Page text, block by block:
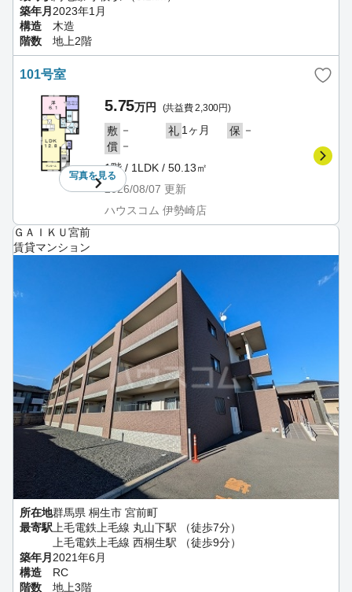
築年月2023年1月
構造
木造
階数
地上2階
101号室
写真を見る
5.75万円 (共益費 2,300円)
敷 － 礼 1ヶ月 保 －
償 －
1階 / 1LDK / 50.13㎡
2026/08/07 更新
ハウスコム 伊勢崎店
ＧＡＩＫＵ宮前
賃貸マンション
所在地群馬県 桐生市 宮前町
最寄駅 上毛電鉄上毛線 丸山下駅 （徒歩7分）
上毛電鉄上毛線 西桐生駅 （徒歩9分）
築年月 2021年6月
構造
RC
階数
地上3階